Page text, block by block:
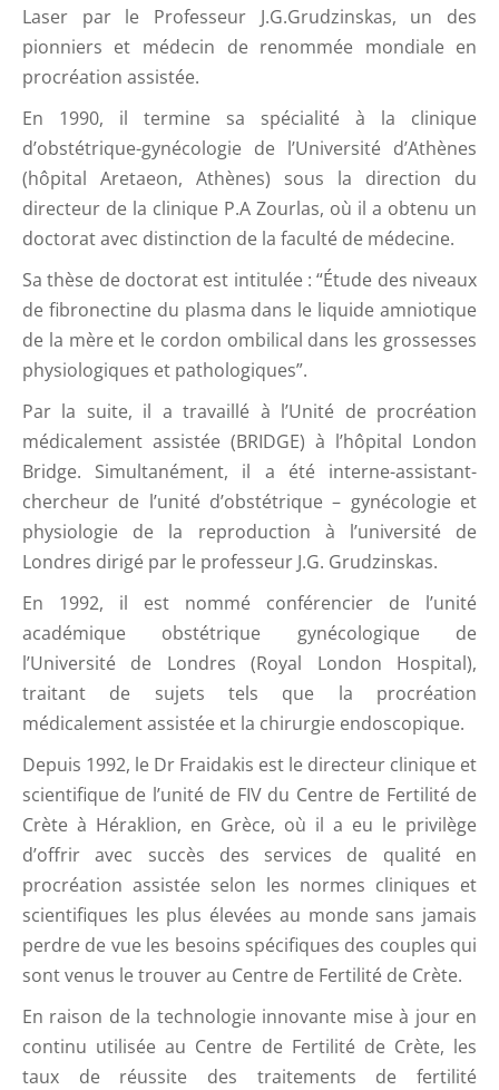
Laser par le Professeur J.G.Grudzinskas, un des
pionniers et médecin de renommée mondiale en
procréation assistée.
En 1990, il termine sa spécialité à la clinique
d’obstétrique-gynécologie de l’Université d’Athènes
(hôpital Aretaeon, Athènes) sous la direction du
directeur de la clinique P.A Zourlas, où il a obtenu un
doctorat avec distinction de la faculté de médecine.
Sa thèse de doctorat est intitulée : “Étude des niveaux
de fibronectine du plasma dans le liquide amniotique
de la mère et le cordon ombilical dans les grossesses
physiologiques et pathologiques”.
Par la suite, il a travaillé à l’Unité de procréation
médicalement assistée (BRIDGE) à l’hôpital London
Bridge. Simultanément, il a été interne-assistant-
chercheur de l’unité d’obstétrique – gynécologie et
physiologie de la reproduction à l’université de
Londres dirigé par le professeur J.G. Grudzinskas.
En 1992, il est nommé conférencier de l’unité
académique obstétrique gynécologique de
l’Université de Londres (Royal London Hospital),
traitant de sujets tels que la procréation
médicalement assistée et la chirurgie endoscopique.
Depuis 1992, le Dr Fraidakis est le directeur clinique et
scientifique de l’unité de FIV du Centre de Fertilité de
Crète à Héraklion, en Grèce, où il a eu le privilège
d’offrir avec succès des services de qualité en
procréation assistée selon les normes cliniques et
scientifiques les plus élevées au monde sans jamais
perdre de vue les besoins spécifiques des couples qui
sont venus le trouver au Centre de Fertilité de Crète.
En raison de la technologie innovante mise à jour en
continu utilisée au Centre de Fertilité de Crète, les
taux de réussite des traitements de fertilité